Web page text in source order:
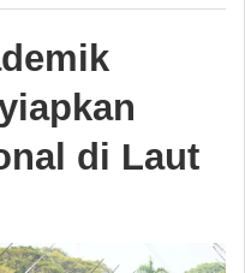
di Laut